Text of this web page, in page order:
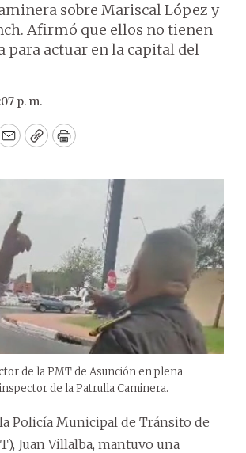
sobre Mariscal López y
Afirmó que ellos no tienen
para actuar en la capital del
p. m.
EmailCopyPrint
de la PMT de Asunción en plena
de la Patrulla Caminera.
Policía Municipal de Tránsito de
Juan Villalba, mantuvo una